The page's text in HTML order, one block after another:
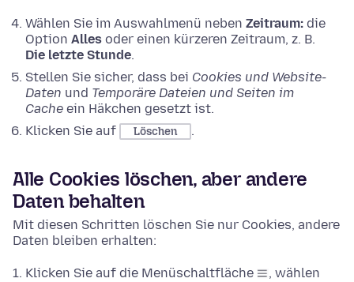
Wählen Sie im Auswahlmenü neben Zeitraum: die
Option Alles oder einen kürzeren Zeitraum, z. B.
Die letzte Stunde.
Stellen Sie sicher, dass bei Cookies und Website-
Daten und Temporäre Dateien und Seiten im
Cache ein Häkchen gesetzt ist.
Klicken Sie auf
Löschen .
Alle Cookies löschen, aber andere
Daten behalten
Mit diesen Schritten löschen Sie nur Cookies, andere
Daten bleiben erhalten:
Klicken Sie auf die Menüschaltfläche
, wählen